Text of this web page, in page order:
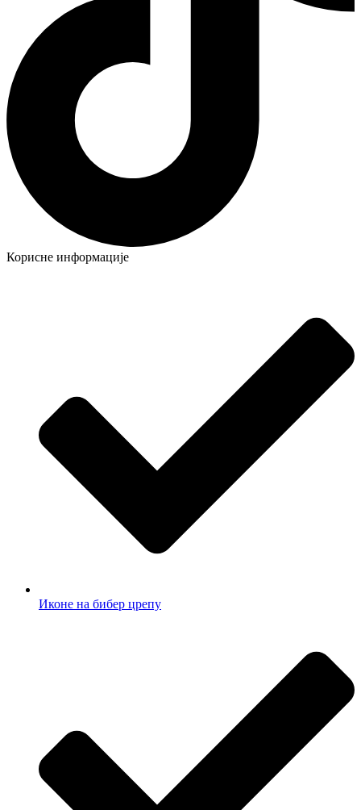
Корисне информације
Иконе на бибер црепу